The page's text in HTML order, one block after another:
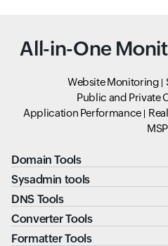
All-in-One
Website Monitoring
Public and Private
Application Performance
MSP
Domain Tools
Sysadmin tools
DNS Tools
Converter Tools
Formatter Tools